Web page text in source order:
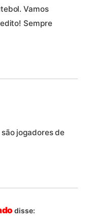
Vamos
Sempre
jogadores de
disse: